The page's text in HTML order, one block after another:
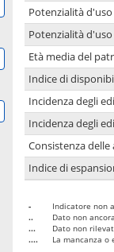
Potenzialità
Potenzialità
Età media del
Indice di
Incidenza degli
Incidenza degli
Consistenza
Indice di
-
Indicatore non
..
Dato non
...
Dato non
....
La mancanza